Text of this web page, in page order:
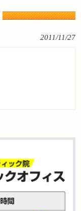
2011/11/27